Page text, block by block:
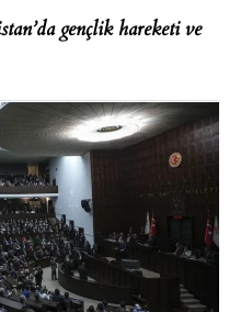
gençlik hareketi ve